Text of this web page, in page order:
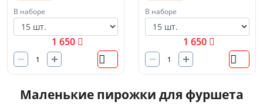
В наборе
1 650
В наборе
1 650
Маленькие пирожки для фуршета